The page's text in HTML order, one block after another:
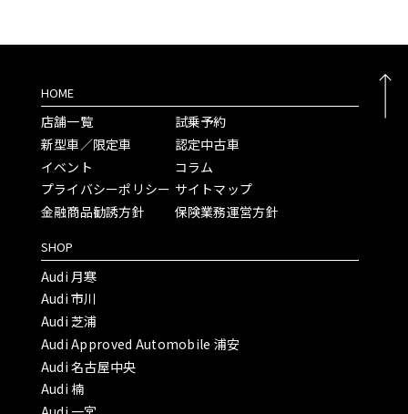
HOME
店舗一覧
新型車／限定車
イベント
プライバシーポリシー
金融商品勧誘方針
試乗予約
認定中古車
コラム
サイトマップ
保険業務運営方針
SHOP
Audi 月寒
Audi 市川
Audi 芝浦
Audi Approved Automobile 浦安
Audi 名古屋中央
Audi 楠